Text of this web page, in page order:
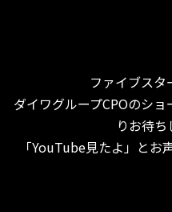
ファイブスタ
ダイワグループCPOのシ
りお待ち
「YouTube見たよ」とお